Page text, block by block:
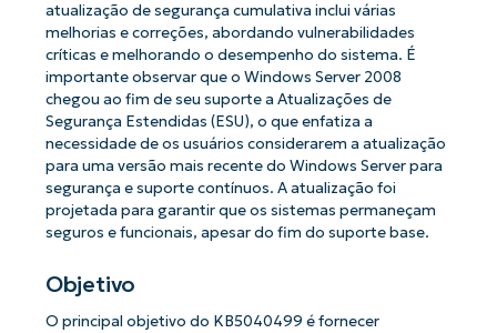
atualização de segurança cumulativa inclui várias
melhorias e correções, abordando vulnerabilidades
críticas e melhorando o desempenho do sistema. É
importante observar que o Windows Server 2008
chegou ao fim de seu suporte a Atualizações de
Segurança Estendidas (ESU), o que enfatiza a
necessidade de os usuários considerarem a atualização
para uma versão mais recente do Windows Server para
segurança e suporte contínuos. A atualização foi
projetada para garantir que os sistemas permaneçam
seguros e funcionais, apesar do fim do suporte base.
Objetivo
O principal objetivo do KB5040499 é fornecer